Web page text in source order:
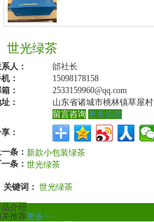
世光绿茶
人：
邰社长
：
15098178158
：
2533159960@qq.com
：
山东省诸城市桃林镇草屋村
留言咨询 更多信息
：
条： 新款小包装绿茶
条： 世光绿茶
关键词： 世光绿茶
介绍
推荐更多>>